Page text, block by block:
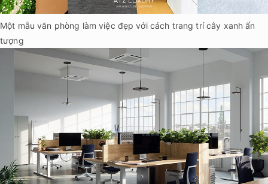
Một mẫu văn phòng làm việc đẹp với cách trang trí cây xanh ấn
tượng